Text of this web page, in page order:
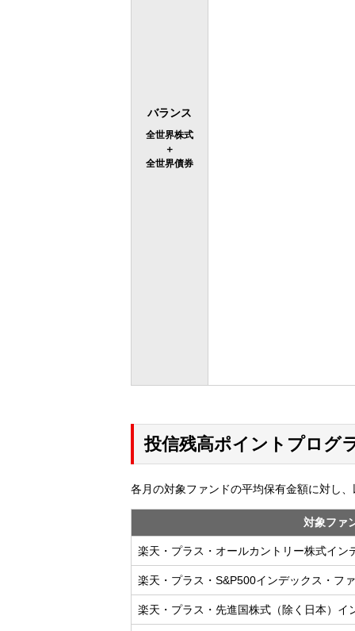
バランス
全世界株式
＋
全世界債券
投信残高ポイントプログ
各月の対象ファンドの平均保有金額に対し
対象ファ
楽天・プラス・オールカントリー株式イン
楽天・プラス・S&P500インデックス・フ
楽天・プラス・先進国株式（除く日本）イ